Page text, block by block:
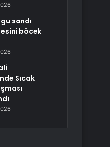
sandı
böcek
Sıcak